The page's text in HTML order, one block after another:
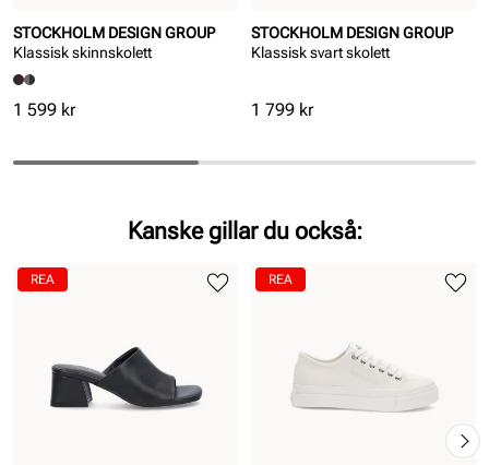
STOCKHOLM DESIGN GROUP
Klassisk skinnskolett
Pris
1 599 kr
STOCKHOLM DESIGN GROUP
Klassisk svart skolett
Pris
1 799 kr
Kanske gillar du också:
REA REA